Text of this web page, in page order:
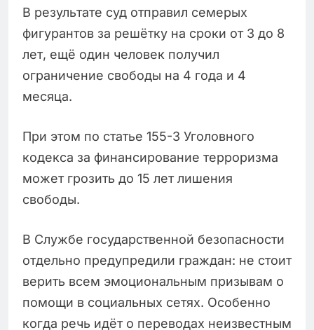
В результате суд отправил семерых
фигурантов за решётку на сроки от 3 до 8
лет, ещё один человек получил
ограничение свободы на 4 года и 4
месяца.
При этом по статье 155-3 Уголовного
кодекса за финансирование терроризма
может грозить до 15 лет лишения
свободы.
В Службе государственной безопасности
отдельно предупредили граждан: не стоит
верить всем эмоциональным призывам о
помощи в социальных сетях. Особенно
когда речь идёт о переводах неизвестным